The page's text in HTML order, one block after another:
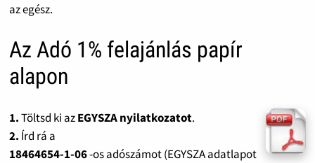
az egész.
Az Adó 1% felajánlás papír
alapon
1.Töltsd ki azEGYSZA nyilatkozatot.
2. Írd rá a
18464654-1-06-os adószámot (EGYSZA adatlapot